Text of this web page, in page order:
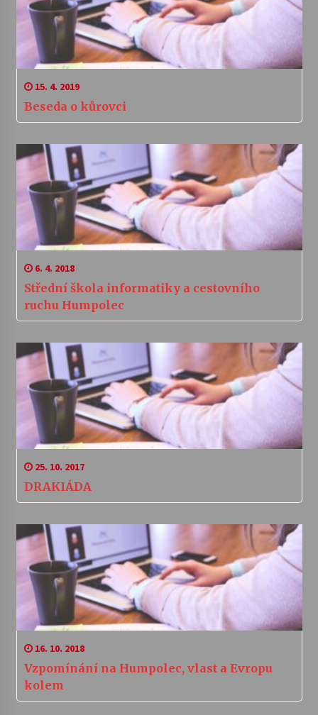
15. 4. 2019
Beseda o kůrovci
6. 4. 2018
Střední škola informatiky a cestovního
ruchu Humpolec
25. 10. 2017
DRAKIÁDA
16. 10. 2018
Vzpomínání na Humpolec, vlast a Evropu
kolem